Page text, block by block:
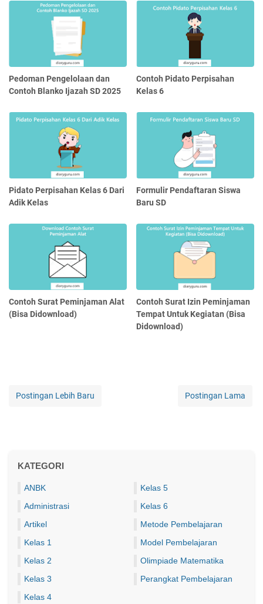
Pedoman Pengelolaan dan
Contoh Blanko Ijazah SD 2025
Contoh Pidato Perpisahan
Kelas 6
Pidato Perpisahan Kelas 6 Dari
Adik Kelas
Formulir Pendaftaran Siswa
Baru SD
Contoh Surat Peminjaman Alat
(Bisa Didownload)
Contoh Surat Izin Peminjaman
Tempat Untuk Kegiatan (Bisa
Didownload)
Postingan Lebih Baru Postingan Lama
KATEGORI
ANBK
Administrasi
Artikel
Kelas 1
Kelas 2
Kelas 3
Kelas 4
Kelas 5
Kelas 6
Metode Pembelajaran
Model Pembelajaran
Olimpiade Matematika
Perangkat Pembelajaran